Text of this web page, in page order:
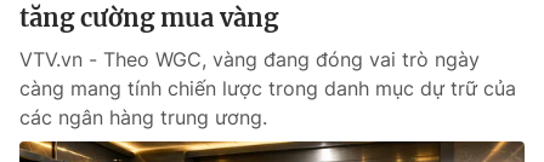
tăng cường mua vàng
VTV.vn - Theo WGC, vàng đang đóng vai trò ngày
càng mang tính chiến lược trong danh mục dự trữ của
các ngân hàng trung ương.